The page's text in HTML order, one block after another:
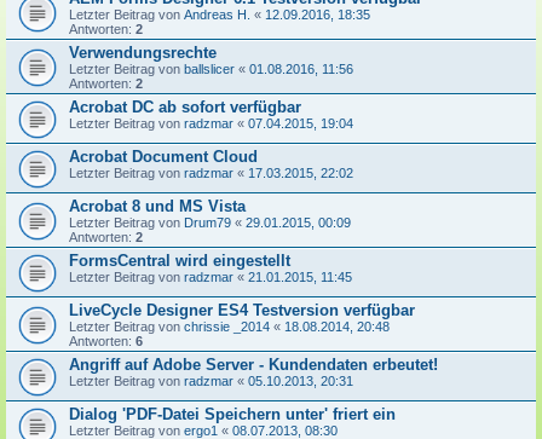
Letzter Beitrag von Andreas H. « 12.09.2016, 18:35
Antworten: 2
Verwendungsrechte
Letzter Beitrag von ballslicer « 01.08.2016, 11:56
Antworten: 2
Acrobat DC ab sofort verfügbar
Letzter Beitrag von radzmar « 07.04.2015, 19:04
Acrobat Document Cloud
Letzter Beitrag von radzmar « 17.03.2015, 22:02
Acrobat 8 und MS Vista
Letzter Beitrag von Drum79 « 29.01.2015, 00:09
Antworten: 2
FormsCentral wird eingestellt
Letzter Beitrag von radzmar « 21.01.2015, 11:45
LiveCycle Designer ES4 Testversion verfügbar
Letzter Beitrag von chrissie _2014 « 18.08.2014, 20:48
Antworten: 6
Angriff auf Adobe Server - Kundendaten erbeutet!
Letzter Beitrag von radzmar « 05.10.2013, 20:31
Dialog 'PDF-Datei Speichern unter' friert ein
Letzter Beitrag von ergo1 « 08.07.2013, 08:30